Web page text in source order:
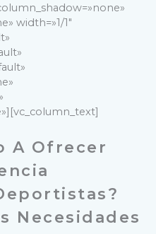
width=»1/1″
A Ofrecer
Necesidades